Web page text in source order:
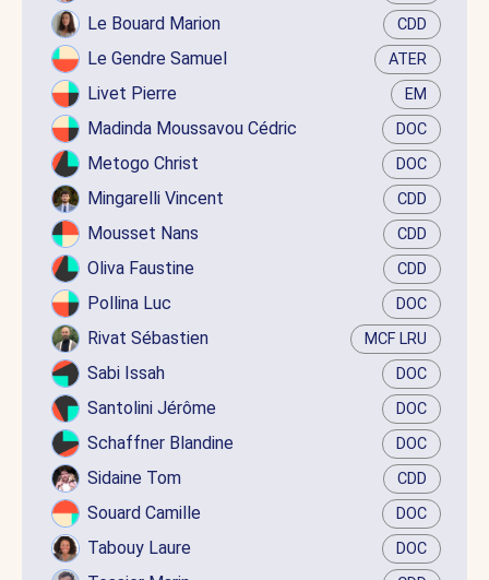
Le Bouard Marion CDD
Le Gendre Samuel ATER
Livet Pierre EM
Madinda Moussavou Cédric DOC
Metogo Christ DOC
Mingarelli Vincent CDD
Mousset Nans CDD
Oliva Faustine CDD
Pollina Luc DOC
Rivat Sébastien MCF LRU
Sabi Issah DOC
Santolini Jérôme DOC
Schaffner Blandine DOC
Sidaine Tom CDD
Souard Camille DOC
Tabouy Laure DOC